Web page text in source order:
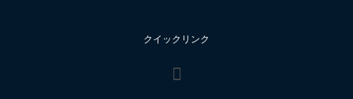
クイックリンク